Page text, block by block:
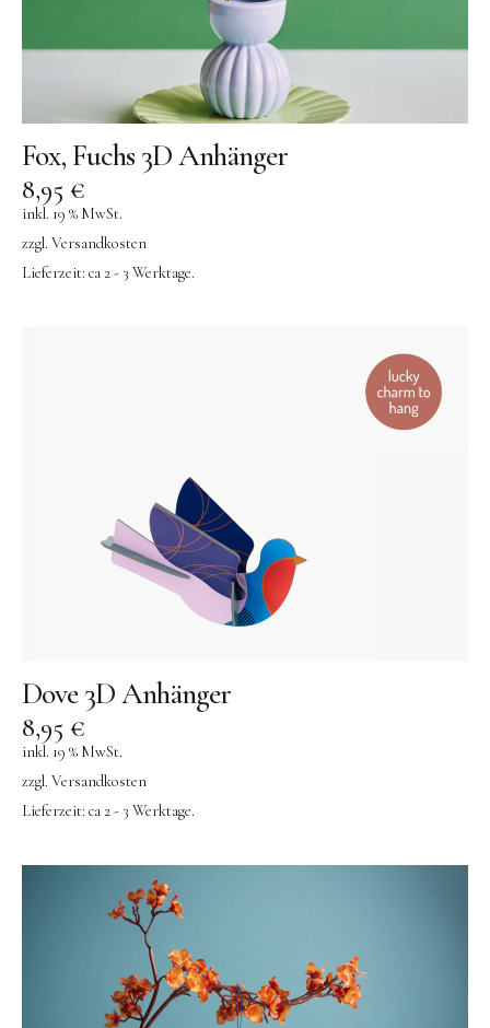
Fox, Fuchs 3D Anhänger
8,95 €
inkl. 19 % MwSt.
zzgl. Versandkosten
Lieferzeit: ca 2 - 3 Werktage.
Dove 3D Anhänger
8,95 €
inkl. 19 % MwSt.
zzgl. Versandkosten
Lieferzeit: ca 2 - 3 Werktage.